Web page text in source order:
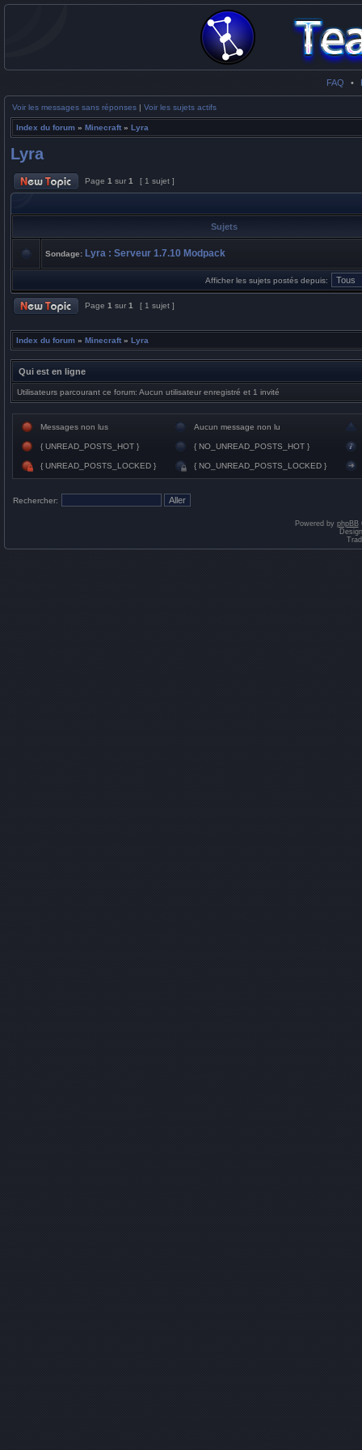
FAQ •
Voir les messages sans réponses | Voir les sujets actifs
Index du forum » Minecraft » Lyra
Lyra
Page 1 sur 1 [ 1 sujet ]
Sujets
Sondage: Lyra : Serveur 1.7.10 Modpack
Afficher les sujets postés depuis:
Page 1 sur 1 [ 1 sujet ]
Index du forum » Minecraft » Lyra
Qui est en ligne
Utilisateurs parcourant ce forum: Aucun utilisateur enregistré et 1 invité
Messages non lus Aucun message non lu
{ UNREAD_POSTS_HOT } { NO_UNREAD_POSTS_HOT }
{ UNREAD_POSTS_LOCKED } { NO_UNREAD_POSTS_LOCKED }
Rechercher:
Powered by phpBB